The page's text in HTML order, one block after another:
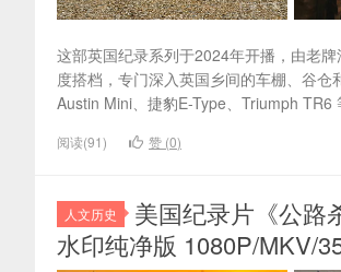
这部英国纪录系列于2024年开播，由老
度搭档，专门深入英国乡间的车棚、谷仓
Austin Mini、捷豹E-Type、Triumph
阅读(91) 赞 (0)
人文历史
美国纪录片《公路
水印纯净版 1080P/MKV/